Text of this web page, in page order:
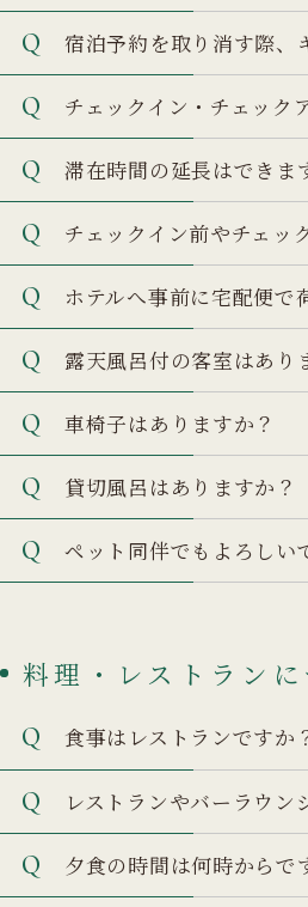
宿泊予約を取り消す際、
チェックイン・チェック
滞在時間の延長はできま
チェックイン前やチェッ
ホテルへ事前に宅配便で
露天風呂付の客室はあり
車椅子はありますか？
貸切風呂はありますか？
ペット同伴でもよろしい
料理・レストランに
食事はレストランですか
レストランやバーラウ
夕食の時間は何時からで